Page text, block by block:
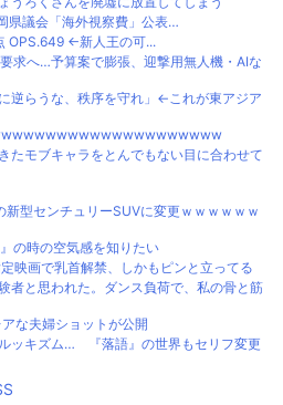
議会「海外視察費」公表…
OPS.649 ←新人王の可...
求へ…予算案で膨張、迎撃用無人機・AIな
逆らうな、秩序を守れ」←これが東アジア
たモブキャラをとんでもない目に合わせて
型センチュリーSUVに変更ｗｗｗｗｗｗ
の時の空気感を知りたい
映画で乳首解禁、しかもピンと立ってる
者と思われた。ダンス負荷で、私の骨と筋
な夫婦ショットが公開
ッキズム… 『落語』の世界もセリフ変更